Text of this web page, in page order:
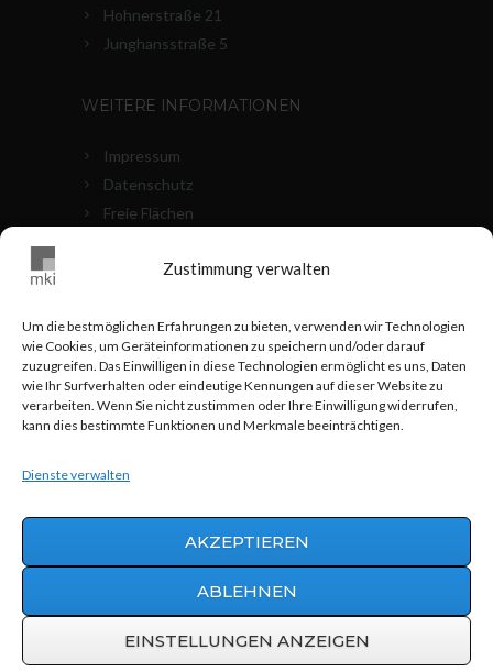
Zustimmung verwalten
Um die bestmöglichen Erfahrungen zu bieten, verwenden wir Technologien
wie Cookies, um Geräteinformationen zu speichern und/oder darauf
zuzugreifen. Das Einwilligen in diese Technologien ermöglicht es uns, Daten
wie Ihr Surfverhalten oder eindeutige Kennungen auf dieser Website zu
verarbeiten. Wenn Sie nicht zustimmen oder Ihre Einwilligung widerrufen,
kann dies bestimmte Funktionen und Merkmale beeinträchtigen.
Dienste verwalten
AKZEPTIEREN
ABLEHNEN
EINSTELLUNGEN ANZEIGEN
Hohnerstraße 21
Junghansstraße 5
WEITERE INFORMATIONEN
Impressum
Datenschutz
Freie Flächen
MKI VOR ORT
0711 - 24 83 517
Hohnerstraße 25 70469 Stuttgart
Werbeagentur AWEOS© 2015 | MKI
Grundbesitz GmbH & Co.
Vermögensverwaltungs KG |info@mki-